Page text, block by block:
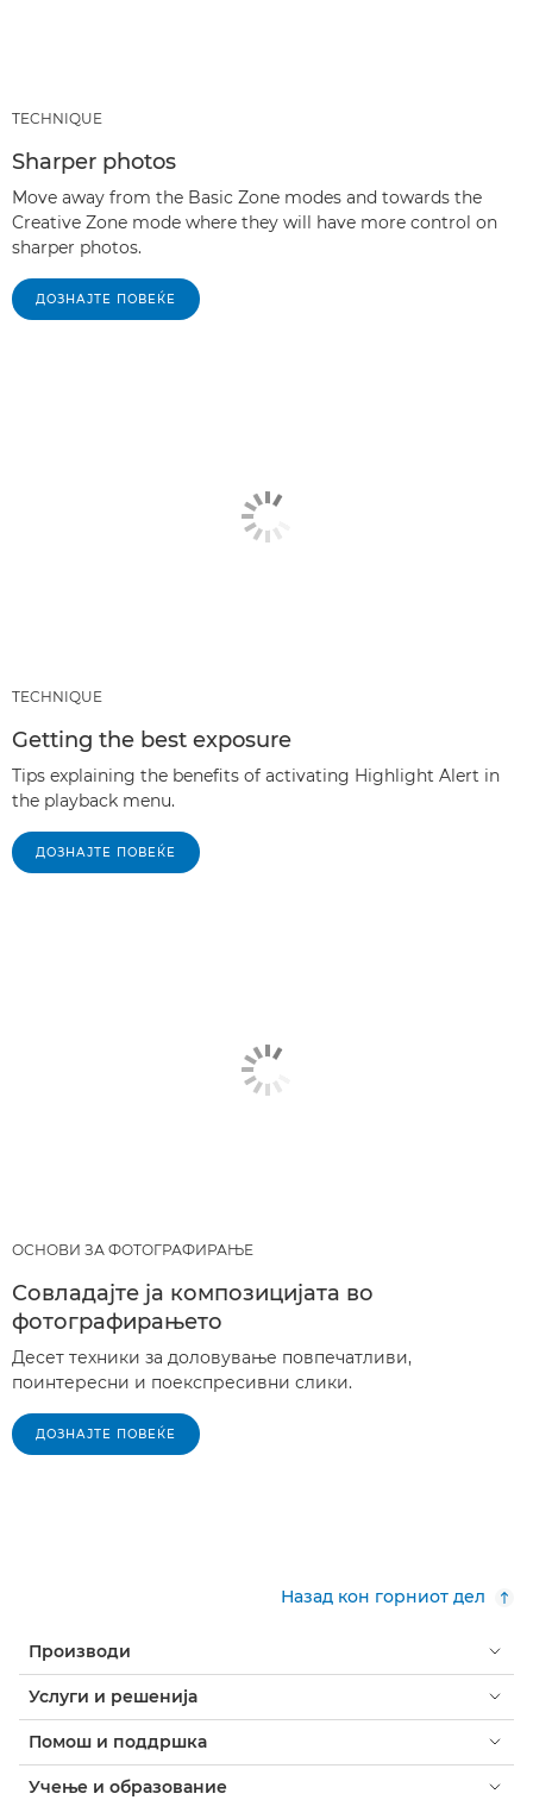
TECHNIQUE
Sharper photos
Move away from the Basic Zone modes and towards the
Creative Zone mode where they will have more control on
sharper photos.
ДОЗНАЈТЕ ПОВЕЌЕ
TECHNIQUE
Getting the best exposure
Tips explaining the benefits of activating Highlight Alert in
the playback menu.
ДОЗНАЈТЕ ПОВЕЌЕ
ОСНОВИ ЗА ФОТОГРАФИРАЊЕ
Совладајте ја композицијата во
фотографирањето
Десет техники за доловување повпечатливи,
поинтересни и поекспресивни слики.
ДОЗНАЈТЕ ПОВЕЌЕ
Назад кон горниот дел
Производи
Услуги и решенија
Помош и поддршка
Учење и образование